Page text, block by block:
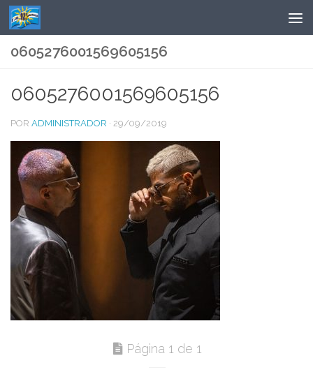
Saltar al contenido
0605276001569605156
0605276001569605156
POR ADMINISTRADOR · 29/09/2019
Página 1 de 1